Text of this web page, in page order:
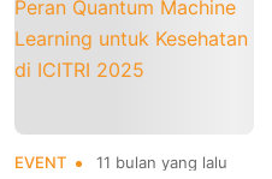
EVENT 11 bulan yang lalu